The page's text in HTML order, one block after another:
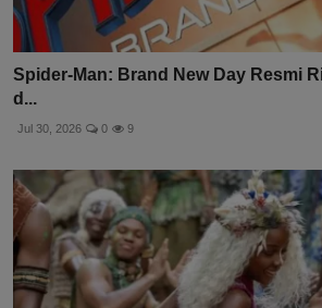
Spider-Man: Brand New Day Resmi
d...
Jul 30, 2026 0 9